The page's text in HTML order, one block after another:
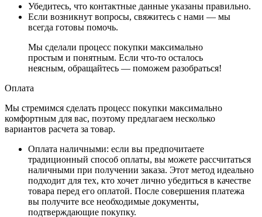
Убедитесь, что контактные данные указаны правильно.
Если возникнут вопросы, свяжитесь с нами — мы
всегда готовы помочь.
Мы сделали процесс покупки максимально
простым и понятным. Если что-то осталось
неясным, обращайтесь — поможем разобраться!
Оплата
Мы стремимся сделать процесс покупки максимально
комфортным для вас, поэтому предлагаем несколько
вариантов расчета за товар.
Оплата наличными: если вы предпочитаете
традиционный способ оплаты, вы можете рассчитаться
наличными при получении заказа. Этот метод идеально
подходит для тех, кто хочет лично убедиться в качестве
товара перед его оплатой. После совершения платежа
вы получите все необходимые документы,
подтверждающие покупку.